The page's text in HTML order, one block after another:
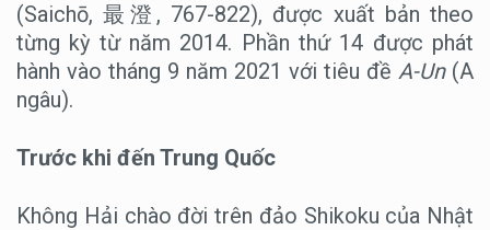
(Saichō, 最澄, 767-822), được xuất bản theo
từng kỳ từ năm 2014. Phần thứ 14 được phát
hành vào tháng 9 năm 2021 với tiêu đề A-Un(A
ngâu).
Trước khi đến Trung Quốc
Không Hải chào đời trên đảo Shikoku của Nhật